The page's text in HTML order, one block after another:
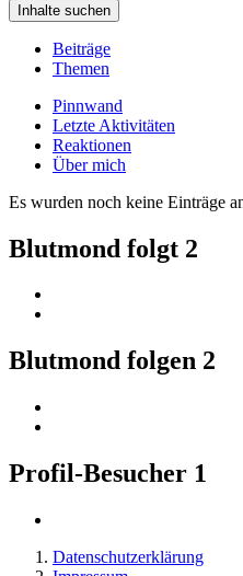
Inhalte suchen
Beiträge
Themen
Pinnwand
Letzte Aktivitäten
Reaktionen
Über mich
Es wurden noch keine Einträge
Blutmond folgt 2
Blutmond folgen 2
Profil-Besucher 1
Datenschutzerklärung